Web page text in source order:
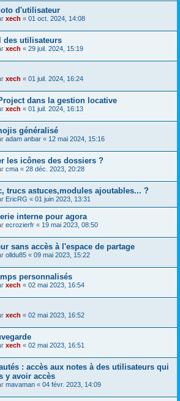
d'utilisateur
xech « 01 oct. 2024, 14:08
des utilisateurs
xech « 29 juil. 2024, 15:19
xech « 01 juil. 2024, 16:24
dans la gestion locative
xech « 01 juil. 2024, 16:13
généralisé
adam anbar « 12 mai 2024, 15:16
les icônes des dossiers ?
cma « 28 déc. 2023, 20:28
trucs astuces,modules ajoutables... ?
EricRG « 01 juin 2023, 13:31
interne pour agora
ecrozierfr « 19 mai 2023, 08:50
sans accès à l'espace de partage
olldu85 « 09 mai 2023, 15:22
personnalisés
xech « 02 mai 2023, 16:54
xech « 02 mai 2023, 16:52
xech « 02 mai 2023, 16:51
: accès aux notes à des utilisateurs qui
y avoir accès
mavaman « 04 févr. 2023, 14:09